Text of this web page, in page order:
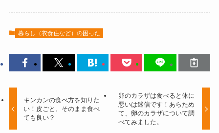
暮らし（衣食住など）の困った
キンカンの食べ方を知りた
い！皮ごと、そのまま食べ
ても良い？
卵のカラザは食べると体に
悪いは迷信です！あらため
て、卵のカラザについて調
べてみました。